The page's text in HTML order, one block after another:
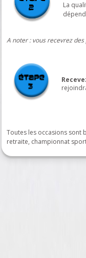
La
A noter : vous recevrez
Toutes les occasions sont
retraite, championnat